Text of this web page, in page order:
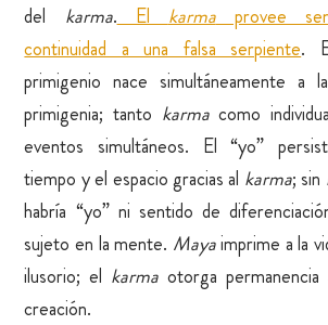
del karma.Elkarmaprovee
continuidad a una falsa serpiente.
primigenio nace simultáneamente a
primigenia; tanto karmacomo
eventos simultáneos. El “yo”
tiempo y el espacio gracias al karma; sin
habría “yo” ni sentido de
sujeto en la mente. Mayaimprime a la
ilusorio; el karma otorga permanencia
creación.